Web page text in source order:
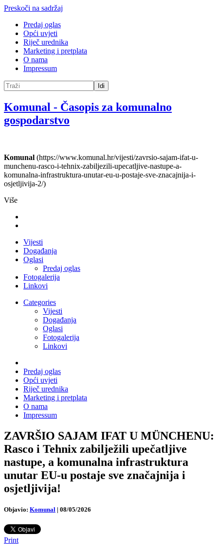
Preskoči na sadržaj
Predaj oglas
Opći uvjeti
Riječ urednika
Marketing i pretplata
O nama
Impressum
Idi
Komunal - Časopis za komunalno
gospodarstvo
Komunal (https://www.komunal.hr/vijesti/zavrsio-sajam-ifat-u-
munchenu-rasco-i-tehnix-zabiljezili-upecatljive-nastupe-a-
komunalna-infrastruktura-unutar-eu-u-postaje-sve-znacajnija-i-
osjetljivija-2/)
Više
Vijesti
Događanja
Oglasi
Predaj oglas
Fotogalerija
Linkovi
Categories
Vijesti
Događanja
Oglasi
Fotogalerija
Linkovi
Predaj oglas
Opći uvjeti
Riječ urednika
Marketing i pretplata
O nama
Impressum
ZAVRŠIO SAJAM IFAT U MÜNCHENU:
Rasco i Tehnix zabilježili upečatljive
nastupe, a komunalna infrastruktura
unutar EU-u postaje sve značajnija i
osjetljivija!
Objavio: Komunal | 08/05/2026
Print